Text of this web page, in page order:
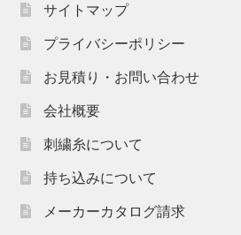
サイトマップ
プライバシーポリシー
お見積り・お問い合わせ
会社概要
刺繍糸について
持ち込みについて
メーカーカタログ請求